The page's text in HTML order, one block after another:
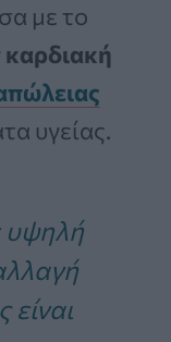
με το
καρδιακή
υγείας.
υψηλή